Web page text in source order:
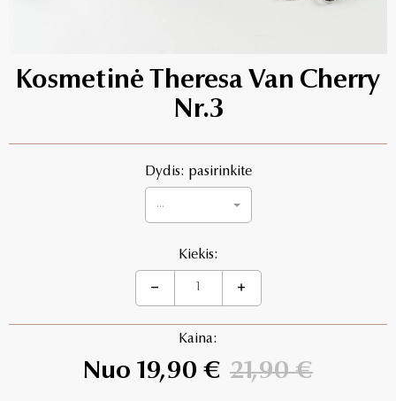
Kosmetinė Theresa Van Cherry
Nr.3
Dydis: pasirinkite
...
Kiekis:
Kaina:
Nuo 19,90 € 21,90 €